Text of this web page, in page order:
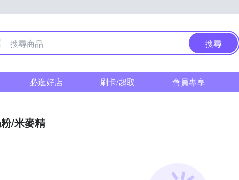
搜尋
必逛好店 刷卡/超取 會員專享
/米麥精